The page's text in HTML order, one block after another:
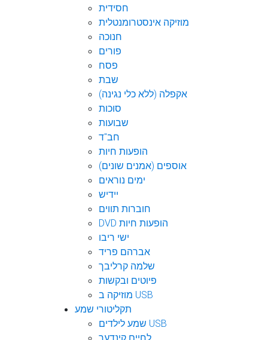
חסידית
מוזיקה אינסטרומנטלית
חנוכה
פורים
פסח
שבת
אקפלה (ללא כלי נגינה)
סוכות
שבועות
חב"ד
הופעות חיות
אוספים (אמנים שונים)
ימים נוראים
יידיש
חוברות תווים
DVD הופעות חיות
ישי ריבו
אברהם פריד
שלמה קרליבך
פיוטים ובקשות
מוזיקה ב USB
תקליטורי שמע
שמע לילדים USB
לחיים קינדער